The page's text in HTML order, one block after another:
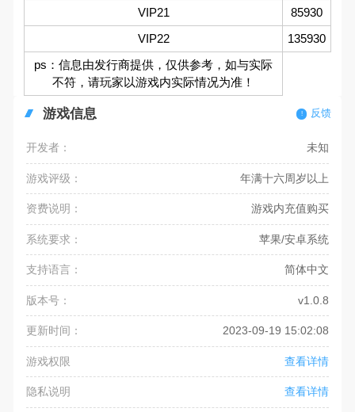
VIP21
85930
VIP22
135930
ps：信息由发行商提供，仅供参考，如与实际
不符，请玩家以游戏内实际情况为准！
游戏信息 反馈
开发者： 未知
游戏评级： 年满十六周岁以上
资费说明： 游戏内充值购买
系统要求： 苹果/安卓系统
支持语言： 简体中文
版本号： v1.0.8
更新时间： 2023-09-19 15:02:08
游戏权限 查看详情
隐私说明 查看详情